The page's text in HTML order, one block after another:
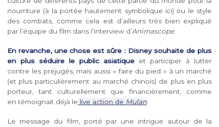
nourriture (à la portée hautement symbolique ici) ou le style
des combats, comme cela est d’ailleurs très bien expliqué
par l’équipe du film dans l’interview d’Animascope.
En revanche, une chose est sûre : Disney souhaite de plus
en plus séduire le public asiatique et participer à lutter
contre les préjugés, mais aussi « faire du pied » à un marché
(et plus particulièrement au marché chinois) de plus en plus
porteur, tant culturellement que financièrement, comme
en témoignait déjà le live action de Mulan
Le message du film, porté par une intrigue autour de la